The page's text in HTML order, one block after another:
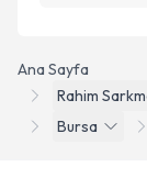
Ana Sayfa
Rahim
Bursa